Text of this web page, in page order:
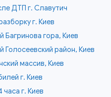
ДТП г. Славутич
г. Киев
Багринова гора, Киев
Голосеевский район, Киев
массив, Киев
г. Киев
г. Киев